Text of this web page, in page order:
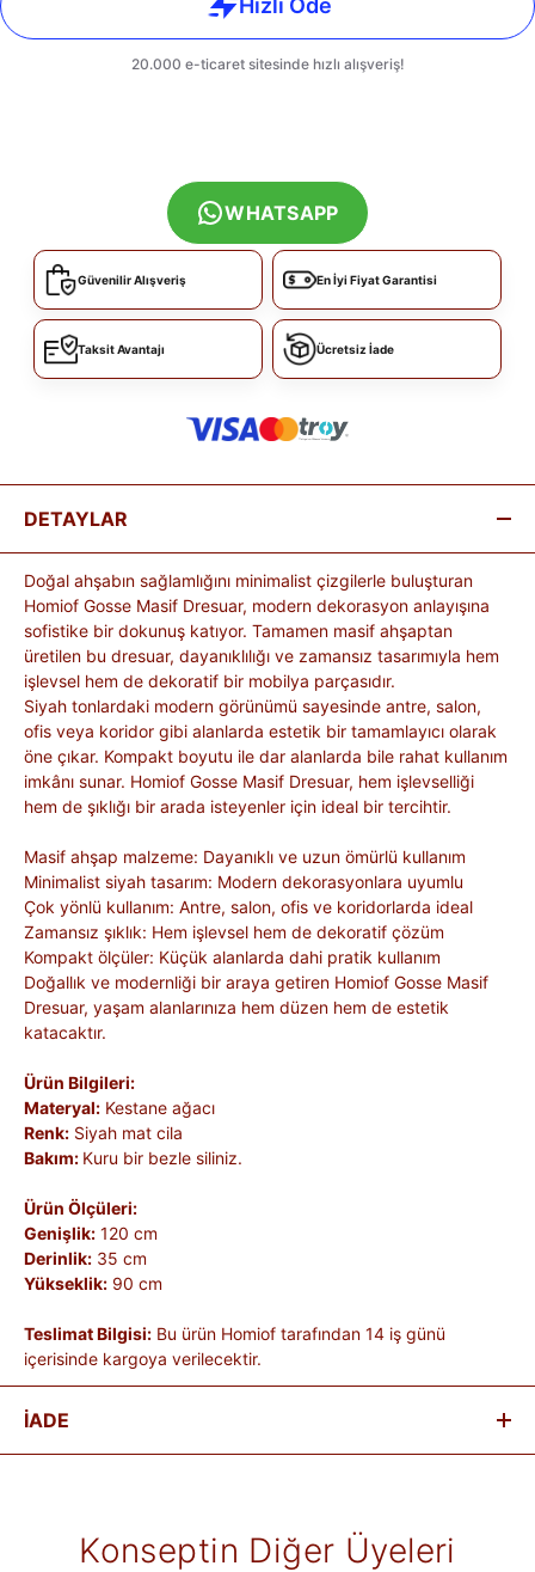
WHATSAPP
Güvenilir Alışveriş En İyi Fiyat Garantisi
Taksit Avantajı Ücretsiz İade
DETAYLAR
Doğal ahşabın sağlamlığını minimalist çizgilerle buluşturan
Homiof Gosse Masif Dresuar, modern dekorasyon anlayışına
sofistike bir dokunuş katıyor. Tamamen masif ahşaptan
üretilen bu dresuar, dayanıklılığı ve zamansız tasarımıyla hem
işlevsel hem de dekoratif bir mobilya parçasıdır.
Siyah tonlardaki modern görünümü sayesinde antre, salon,
ofis veya koridor gibi alanlarda estetik bir tamamlayıcı olarak
öne çıkar. Kompakt boyutu ile dar alanlarda bile rahat kullanım
imkânı sunar. Homiof Gosse Masif Dresuar, hem işlevselliği
hem de şıklığı bir arada isteyenler için ideal bir tercihtir.
Masif ahşap malzeme: Dayanıklı ve uzun ömürlü kullanım
Minimalist siyah tasarım: Modern dekorasyonlara uyumlu
Çok yönlü kullanım: Antre, salon, ofis ve koridorlarda ideal
Zamansız şıklık: Hem işlevsel hem de dekoratif çözüm
Kompakt ölçüler: Küçük alanlarda dahi pratik kullanım
Doğallık ve modernliği bir araya getiren Homiof Gosse Masif
Dresuar, yaşam alanlarınıza hem düzen hem de estetik
katacaktır.
Ürün Bilgileri:
Materyal: Kestane ağacı
Renk: Siyah mat cila
Bakım: Kuru bir bezle siliniz.
Ürün Ölçüleri:
Genişlik: 120 cm
Derinlik: 35 cm
Yükseklik: 90 cm
Teslimat Bilgisi: Bu ürün Homiof tarafından 14 iş günü
içerisinde kargoya verilecektir.
İADE
mümkün olmayan ürünlerde iade kabul edilmez. Ayıplı ürünler,
teslim sırasında kargo tutanağı ile belgelenmediği sürece iade
Konseptin Diğer Üyeleri